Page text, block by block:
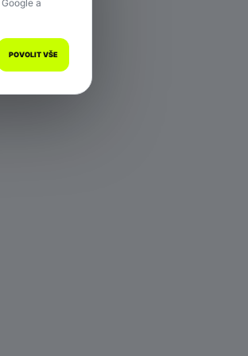
a
POVOLIT VŠE